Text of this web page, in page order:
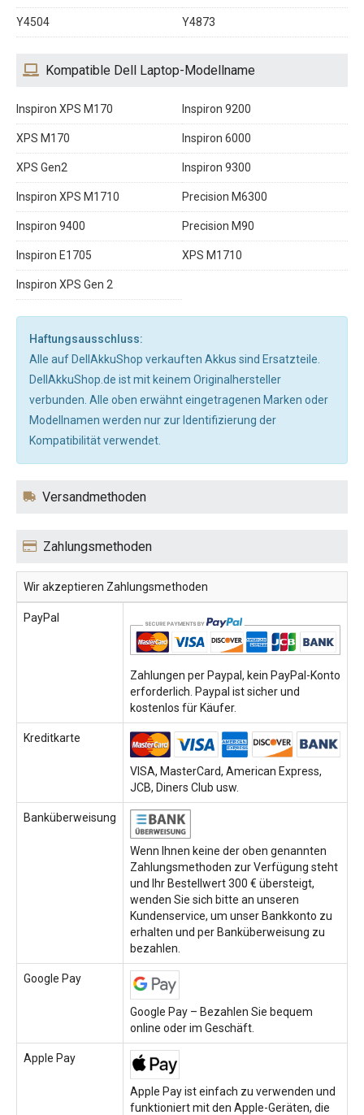
Y4504 Y4873
Kompatible Dell Laptop-Modellname
Inspiron XPS M170 Inspiron 9200
XPS M170 Inspiron 6000
XPS Gen2 Inspiron 9300
Inspiron XPS M1710 Precision M6300
Inspiron 9400 Precision M90
Inspiron E1705 XPS M1710
Inspiron XPS Gen 2
Haftungsausschluss:
Alle auf DellAkkuShop verkauften Akkus sind Ersatzteile.
DellAkkuShop.de ist mit keinem Originalhersteller
verbunden. Alle oben erwähnt eingetragenen Marken oder
Modellnamen werden nur zur Identifizierung der
Kompatibilität verwendet.
Versandmethoden
Zahlungsmethoden
Wir akzeptieren Zahlungsmethoden
PayPal
Zahlungen per Paypal, kein PayPal-Konto
erforderlich. Paypal ist sicher und
kostenlos für Käufer.
Kreditkarte
VISA, MasterCard, American Express,
JCB, Diners Club usw.
Banküberweisung
Wenn Ihnen keine der oben genannten
Zahlungsmethoden zur Verfügung steht
und Ihr Bestellwert 300 € übersteigt,
wenden Sie sich bitte an unseren
Kundenservice, um unser Bankkonto zu
erhalten und per Banküberweisung zu
bezahlen.
Google Pay
Google Pay – Bezahlen Sie bequem
online oder im Geschäft.
Apple Pay
Apple Pay ist einfach zu verwenden und
funktioniert mit den Apple-Geräten, die